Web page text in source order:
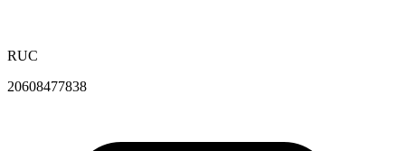
RUC
20608477838